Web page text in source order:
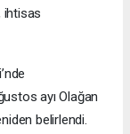
ihtisas
ayı Olağan
belirlendi.